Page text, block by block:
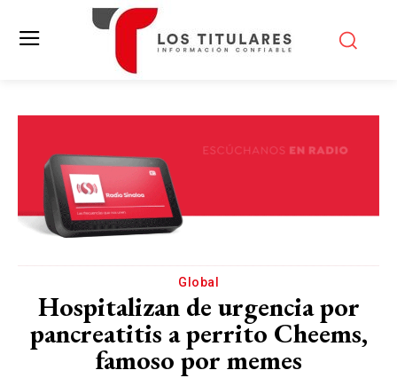
Global
Hospitalizan de urgencia por
pancreatitis a perrito Cheems,
famoso por memes